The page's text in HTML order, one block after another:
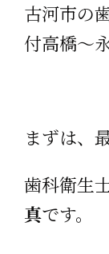
古河市の
付高橋～
まずは、
歯科衛生
真です。